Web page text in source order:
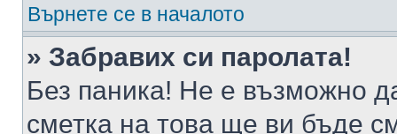
Върнете се в началото
» Забравих си паролата!
Без паника! Не е възможно
сметка на това ще ви бъде